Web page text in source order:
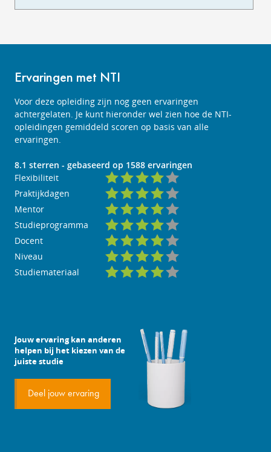
Ervaringen met NTI
Voor deze opleiding zijn nog geen ervaringen
achtergelaten. Je kunt hieronder wel zien hoe de NTI-
opleidingen gemiddeld scoren op basis van alle
ervaringen.
8.1 sterren - gebaseerd op 1588 ervaringen
Flexibiliteit
Praktijkdagen
Mentor
Studieprogramma
Docent
Niveau
Studiemateriaal
Jouw ervaring kan anderen
helpen bij het kiezen van de
juiste studie
Deel jouw ervaring